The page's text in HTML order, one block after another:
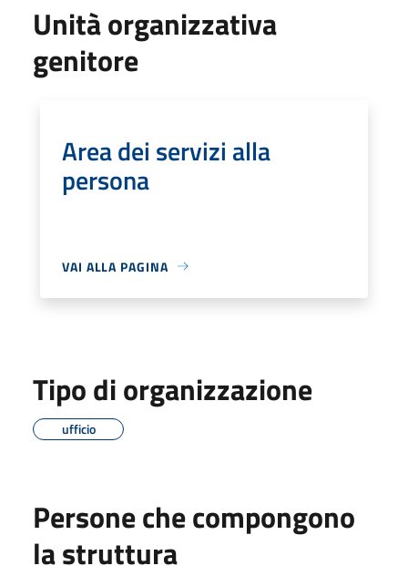
Unità organizzativa
genitore
Area dei servizi alla
persona
VAI ALLA PAGINA
Tipo di organizzazione
ufficio
Persone che compongono
la struttura